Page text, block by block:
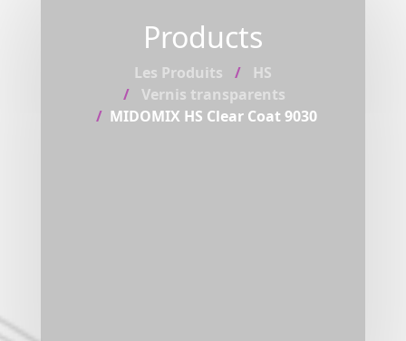
Products
Les Produits
HS
Vernis transparents
MIDOMIX HS Clear Coat 9030